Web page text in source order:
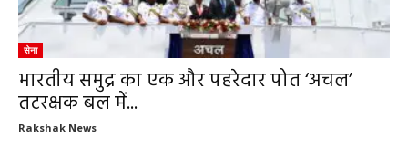
सेना
भारतीय समुद्र का एक और पहरेदार पोत ‘अचल’
तटरक्षक बल में...
Rakshak News